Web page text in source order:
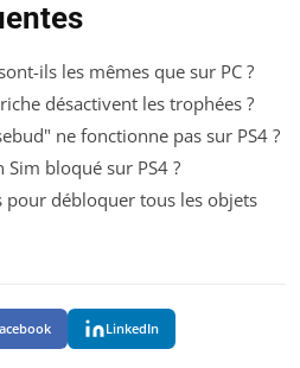
ils les mêmes que sur PC ?
désactivent les trophées ?
ne fonctionne pas sur PS4 ?
bloqué sur PS4 ?
pour débloquer tous les objets
LinkedIn